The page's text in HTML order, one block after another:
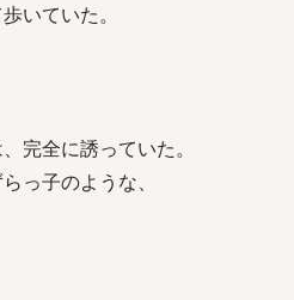
いていた。
完全に誘っていた。
っ子のような、